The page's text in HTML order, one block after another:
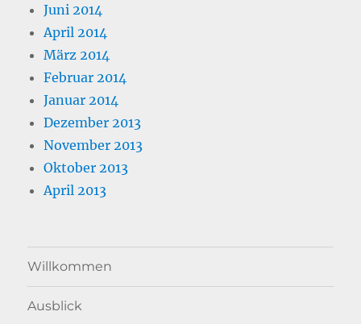
Juni 2014
April 2014
März 2014
Februar 2014
Januar 2014
Dezember 2013
November 2013
Oktober 2013
April 2013
Willkommen
Ausblick